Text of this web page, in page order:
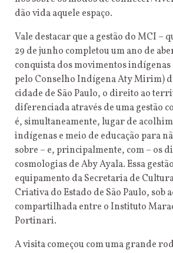
dão vida aquele espaço.
Vale destacar que a gestão do MCI –
29 de junho completou um ano de
conquista dos movimentos
pelo Conselho Indígena Aty Mirim)
cidade de São Paulo, o direito ao
diferenciada através de uma gestão
é, simultaneamente, lugar de
indígenas e meio de educação para
sobre – e, principalmente, com – os
cosmologias de Aby Ayala. Essa
equipamento da Secretaria de
Criativa do Estado de São Paulo, sob
compartilhada entre o Instituto
Portinari.
A visita começou com uma grande